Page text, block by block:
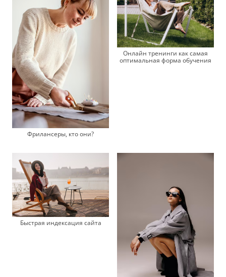
Фрилансеры, кто они?
Онлайн тренинги как самая
оптимальная форма обучения
Быстрая индексация сайта